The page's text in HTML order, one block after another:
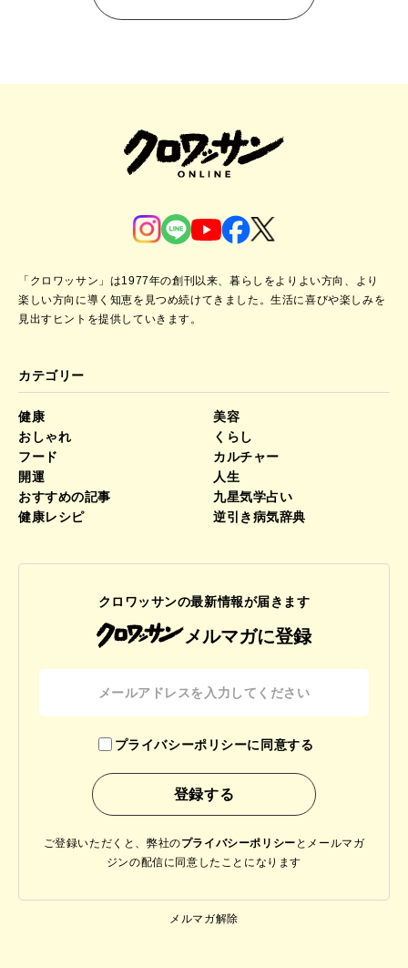
「クロワッサン」は1977年の創刊以来、暮らしをよりよい方向、より
楽しい方向に導く知恵を見つめ続けてきました。生活に喜びや楽しみを
見出すヒントを提供していきます。
カテゴリー
健康
美容
おしゃれ
くらし
フード
カルチャー
開運
人生
おすすめの記事
九星気学占い
健康レシピ
逆引き病気辞典
クロワッサンの最新情報が届きます
メルマガに登録
プライバシーポリシーに同意する
ご登録いただくと、弊社のプライバシーポリシー と メールマガ
ジンの配信に同意したことになります
メルマガ解除